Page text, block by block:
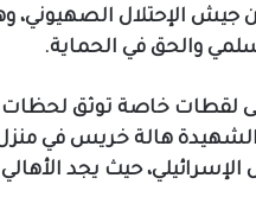
جيش الإحتلال
والحق في الحماية.
لقطات خاصة توثق
هالة خريس في منزل
الإسرائيلي، حيث يجد